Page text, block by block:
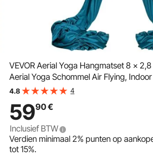
VEVOR Aerial Yoga Hangmatset 8 x
Aerial Yoga Schommel Air Flying,
Hangmat Schommel, Max.
Draaibare
4.8 4
5990€
Inclusief BTW
Verdien minimaal2% punten op
tot15%.